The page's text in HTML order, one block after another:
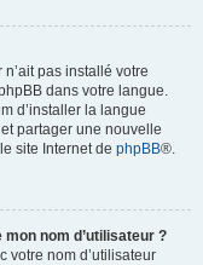
pas installé votre
dans votre langue.
d’installer la langue
partager une nouvelle
site Internet de phpBB®.
nom d’utilisateur ?
votre nom d’utilisateur